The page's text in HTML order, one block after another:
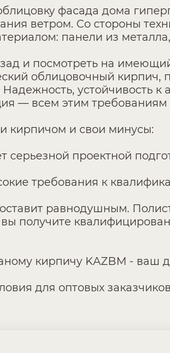
фасада дома
ветром. Со стороны
панели из
и посмотреть на
облицовочный кирпич,
устойчивость
— всем этим
кирпичом и свои минусы:
серьезной проектной
требования к
оставит равнодушным.
получите
кирпичу KAZBM - ваш
для оптовых